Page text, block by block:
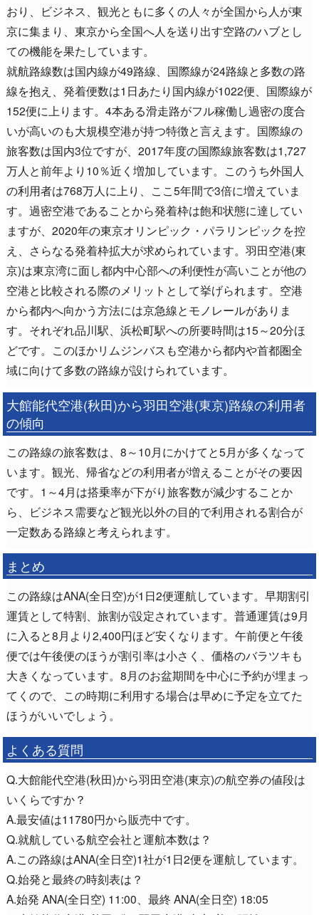
おり、ビジネス、観光ともに多くの人々が全国から人が東
京に集まり、東京から全国へ人を送り出す空路のハブとし
ての機能を果たしています。
就航路線数は国内線が49路線、国際線が24路線と多数の路
線を抱え、発着便数は1日あたり国内線が1022便、国際線が
152便に上ります。4本ある滑走路がフル稼働し過密の度合
いが高いのも大規模空港が持つ特徴と言えます。国際線の
旅客数は国内3位ですが、2017年度の国際線旅客数は1,727
万人と前年より10％近く増加しています。このうち外国人
の利用者は768万人に上り、ここ5年間で3倍に増えていま
す。過密空港であることから発着枠は飽和状態に達してい
ますが、2020年の東京オリンピック・パラリンピックを控
え、さらなる発着枠拡大が求められています。羽田空港(東
京)は東京湾に面し都内中心部への利便性が高いことが他の
空港と比較される際のメリットとして挙げられます。空港
から都内へ向かう方法には京急線とモノレールがありま
す。それぞれ品川駅、浜松町駅への所要時間は15～20分ほ
どです。このほかリムジンバスも空港から都内や首都圏全
域に向けて多数の路線が設けられています。
大館能代空港(秋田)から羽田空港(東京)路線の利用者
の傾向
この路線の旅客数は、8～10月にかけてと5月が多くなって
います。観光、帰省などの利用者が増えることがその要因
です。1～4月は搭乗率が下がり旅客数が減少することか
ら、ビジネス需要など観光以外の目的で利用される割合が
一定数ある路線と考えられます。
まとめ
この路線はANA(全日空)が1日2便運航しています。早期割引
運賃として特割、旅割が設定されています。普通運賃は9月
に入ると8月より2,400円ほど安くなります。午前便と午後
便では午後便のほうが割引率は小さく、価格のバラツキも
大きくなっています。8月のお盆期間を中心に予約が埋まっ
てくので、この時期に利用する場合は早めに予定を立てた
ほうがいいでしょう。
よくある質問
Q.大館能代空港(秋田)から羽田空港(東京)の航空券の値段は
いくらですか？
A.最安値は11780円から販売中です。
Q.就航している航空会社と運航本数は？
A.この路線はANA(全日空)1社が1日2便を運航しています。
Q.始発と最終の時刻表は？
A.始発 ANA(全日空) 11:00、最終 ANA(全日空) 18:05